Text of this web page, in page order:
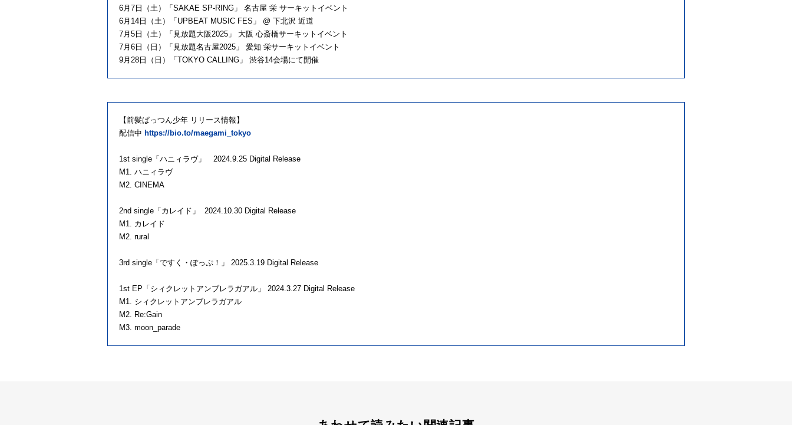
6月7日（土）「SAKAE SP-RING」 名古屋 栄 サーキットイベント
6月14日（土）「UPBEAT MUSIC FES」 @ 下北沢 近道
7月5日（土）「見放題大阪2025」 大阪 心斎橋サーキットイベント
7月6日（日）「見放題名古屋2025」 愛知 栄サーキットイベント
9月28日（日）「TOKYO CALLING」 渋谷14会場にて開催
【前髪ぱっつん少年 リリース情報】
配信中 https://bio.to/maegami_tokyo
1st single「ハニィラヴ」 2024.9.25 Digital Release
M1. ハニィラヴ
M2. CINEMA
2nd single「カレイド」 2024.10.30 Digital Release
M1. カレイド
M2. rural
3rd single「ですく・ぽっぷ！」 2025.3.19 Digital Release
1st EP「シィクレットアンブレラガアル」 2024.3.27 Digital Release
M1. シィクレットアンブレラガアル
M2. Re:Gain
M3. moon_parade